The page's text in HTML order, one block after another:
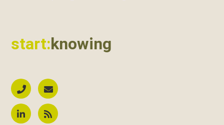
start:knowing